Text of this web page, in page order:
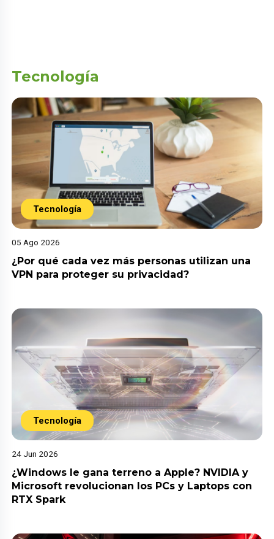
Tecnología
Tecnología
05 Ago 2026
¿Por qué cada vez más personas utilizan una
VPN para proteger su privacidad?
Tecnología
24 Jun 2026
¿Windows le gana terreno a Apple? NVIDIA y
Microsoft revolucionan los PCs y Laptops con
RTX Spark